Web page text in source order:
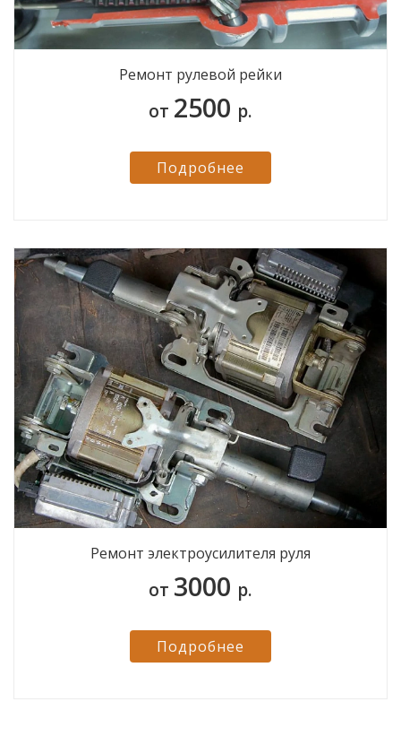
Ремонт рулевой рейки
от 2500 р.
Подробнее
Ремонт электроусилителя руля
от 3000 р.
Подробнее